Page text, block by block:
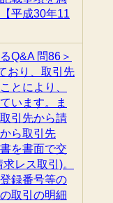
平成30年11
Q&A 問86＞
おり、取引先
とにより、
います。ま
引先から請
ら取引先
を書面で交
レス取引)。
録番号等の
取引の明細